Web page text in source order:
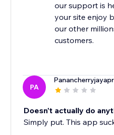
our support is
your site enjoy
our other
PA
Doesn't actually do
Simply put. This app